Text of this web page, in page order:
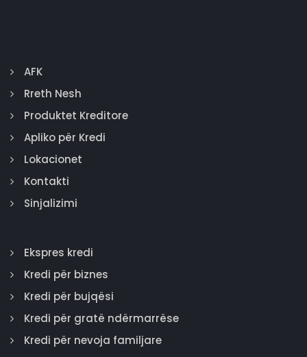
AFK
Rreth Nesh
Produktet Kreditore
Apliko për Kredi
Lokacionet
Kontakti
Sinjalizimi
Ekspres kredi
Kredi për biznes
Kredi për bujqësi
Kredi për gratë ndërmarrëse
Kredi për nevoja familjare